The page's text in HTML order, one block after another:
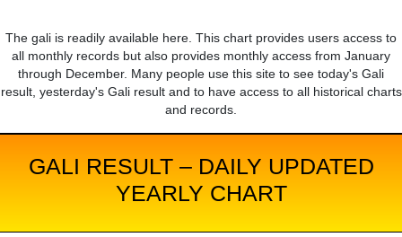
The gali is readily available here. This chart provides users access to
all monthly records but also provides monthly access from January
through December. Many people use this site to see today's Gali
result, yesterday's Gali result and to have access to all historical charts
and records.
GALI RESULT – DAILY UPDATED
YEARLY CHART